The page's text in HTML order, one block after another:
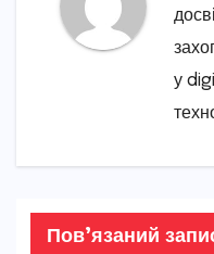
у
Пов’язаний